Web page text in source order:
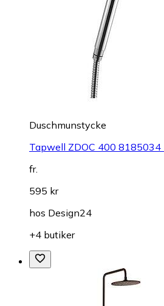
Duschmunstycke
Tapwell ZDOC 400 8185034
fr.
595 kr
hos Design24
+4 butiker